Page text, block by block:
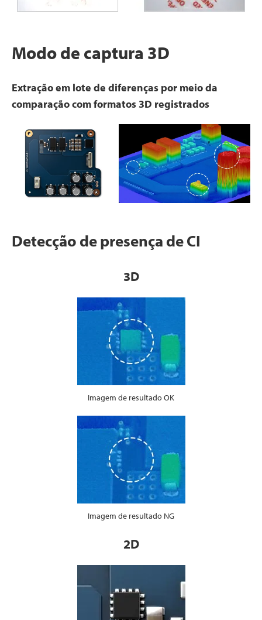
Modo de captura 3D
Extração em lote de diferenças por meio da
comparação com formatos 3D registrados
Detecção de presença de CI
3D
Imagem de resultado OK
Imagem de resultado NG
2D